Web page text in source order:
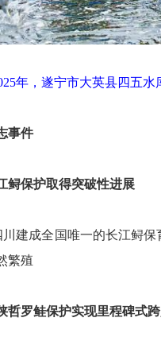
年，遂宁市大英县四五水
事件
鲟保护取得突破性进展
川建成全国唯一的长江鲟
繁殖
哲罗鲑保护实现里程碑式